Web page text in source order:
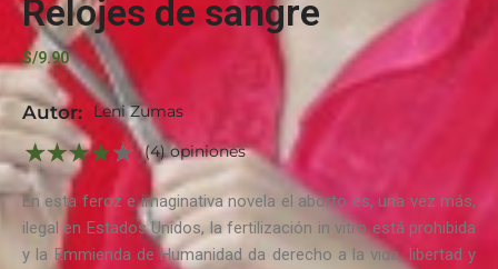
Relojes de sangre
S/9.90
Autor:
Leni Zumas
(4) opiniones
En esta feroz e imaginativa novela el aborto es, una vez más,
ilegal en Estados Unidos, la fertilización in vitro está prohibida
y la Emmienda de Humanidad da derecho a la vida, libertad y